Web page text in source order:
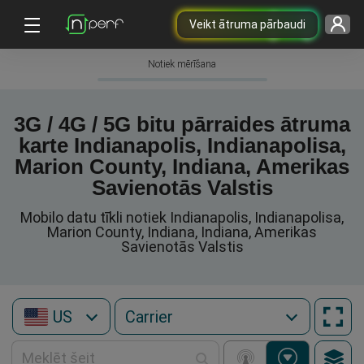
Veikt ātruma pārbaudi
Notiek mērīšana
3G / 4G / 5G bitu pārraides ātruma
karte Indianapolis, Indianapolisa,
Marion County, Indiana, Amerikas
Savienotās Valstis
Mobilo datu tīkli notiek Indianapolis, Indianapolisa,
Marion County, Indiana, Indiana, Amerikas
Savienotās Valstis
US